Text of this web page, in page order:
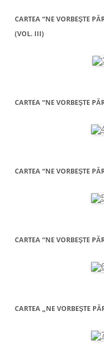
CARTEA “NE VORBEŞTE
(VOL. III)
CARTEA “NE VORBEŞTE
CARTEA “NE VORBEŞTE
CARTEA “NE VORBEŞTE
CARTEA „NE VORBEŞTE